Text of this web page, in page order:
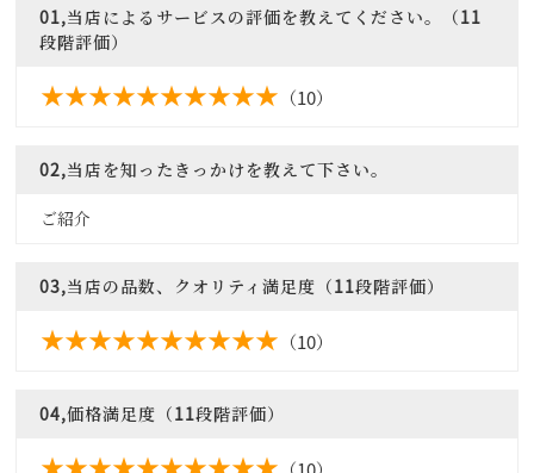
01,当店によるサービスの評価を教えてください。（11
段階評価）
（10）
02,当店を知ったきっかけを教えて下さい。
ご紹介
03,当店の品数、クオリティ満足度（11段階評価）
（10）
04,価格満足度（11段階評価）